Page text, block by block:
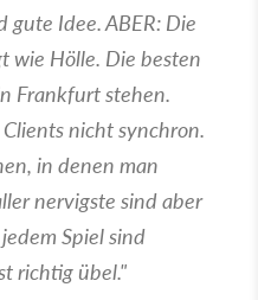
Idee. ABER: Die
wie Hölle. Die besten
Frankfurt stehen.
nicht synchron.
in denen man
nervigste sind aber
Spiel sind
richtig übel."